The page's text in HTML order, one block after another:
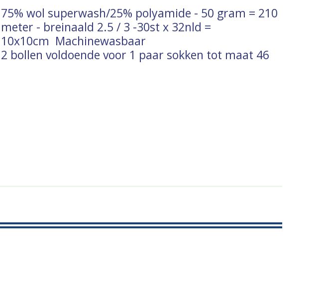
75% wol superwash/25% polyamide - 50 gram = 210
meter - breinaald 2.5 / 3 -30st x 32nld =
10x10cm Machinewasbaar
2 bollen voldoende voor 1 paar sokken tot maat 46